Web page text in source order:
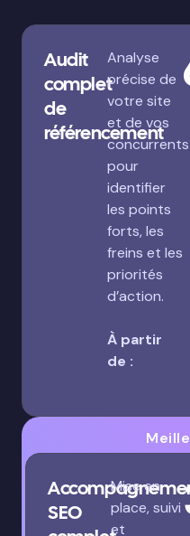
Audit
complet
de
référencement
Analyse
précise de
votre site
et de vos
concurrents
pour
identifier
les points
forts, les
freins et les
priorités
d’action.
À partir
de :
SEO
Mise en
place, suivi
et